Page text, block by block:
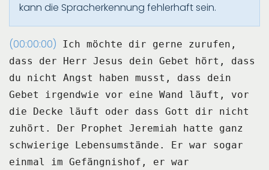
kann die Spracherkennung fehlerhaft sein.
(00:00:00)
Ich möchte dir gerne zurufen,
dass der Herr Jesus dein Gebet hört, dass
du nicht Angst
haben musst, dass dein
Gebet irgendwie vor eine Wand läuft, vor
die Decke läuft oder
dass Gott dir nicht
zuhört.
Der Prophet Jeremiah hatte ganz
schwierige Lebensumstände.
Er war sogar
einmal im Gefängnishof, er war